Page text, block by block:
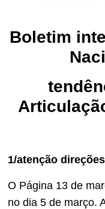
Boletim
1/atenção direções
O Página 13 de
no dia 5 de março.